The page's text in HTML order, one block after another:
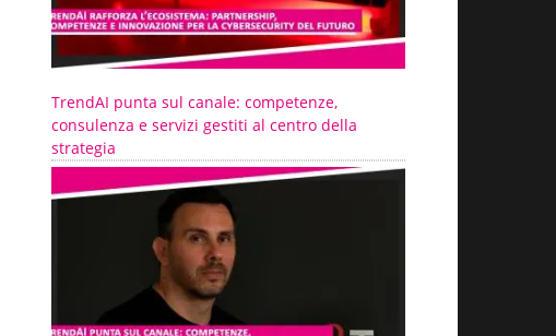
TrendAI punta sul canale: competenze,
consulenza e servizi gestiti al centro della
strategia